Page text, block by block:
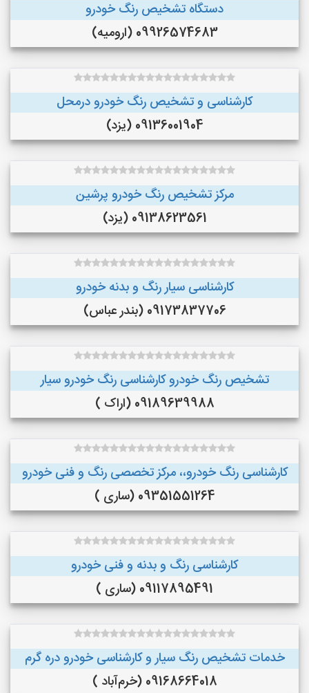
دستگاه تشخیص رنگ خودرو
09926574683 (ارومیه)
کارشناسی و تشخیص رنگ خودرو درمحل
09136001904 (یزد)
مرکز تشخیص رنگ خودرو پرشین
09138623561 (یزد)
کارشناسی سیار رنگ و بدنه خودرو
09173837706 (بندر عباس)
تشخیص رنگ خودرو کارشناسی رنگ خودرو سیار
09189639988 (اراک )
کارشناسی رنگ خودرو،، مرکز تخصصی رنگ و فنی خودرو
09351551264 (ساری )
کارشناسی رنگ و بدنه و فنی خودرو
09117895491 (ساری )
خدمات تشخیص رنگ سیار و کارشناسی خودرو دره گرم
09168664018 (خرم‌آباد )